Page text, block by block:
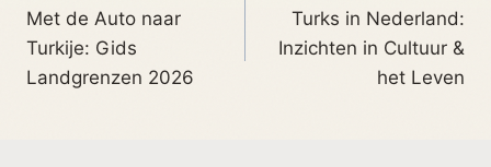
Met de Auto naar
Turkije: Gids
Landgrenzen 2026
Turks in Nederland:
Inzichten in Cultuur &
het Leven